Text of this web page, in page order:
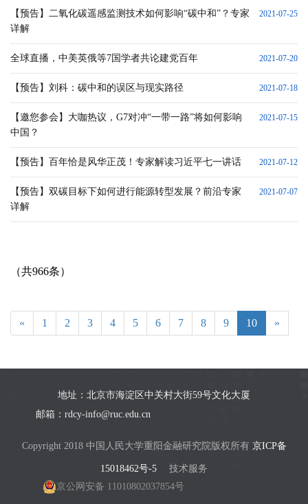
【预告】二氧化碳遥感监测技术如何影响“碳中和”？专家
详解
2021-07-25
全球直播，中美英俄等7国学者共论建党百年 2021-07-20
【预告】刘科：碳中和的误区与现实路径 2021-07-18
【邀您参会】大咖热议，G7对冲“一带一路”将如何影响
中国？
2021-07-15
【预告】百年恰是风华正茂！专家解读习近平七一讲话 2021-07-12
【预告】双碳目标下如何进行能源转型发展？前沿专家
详解
2021-07-07
（共966条）
« 1 2 3 4 5 6 7 8 9 10 »
地址：北京市海淀区中关村大街59号文化大厦
邮箱：rdcy-info@ruc.edu.cn
Copyright 2018 中国人民大学重阳金融研究院版权所有 京ICP备
15018462号-5
技术服务
京公网安备 11010802037854号